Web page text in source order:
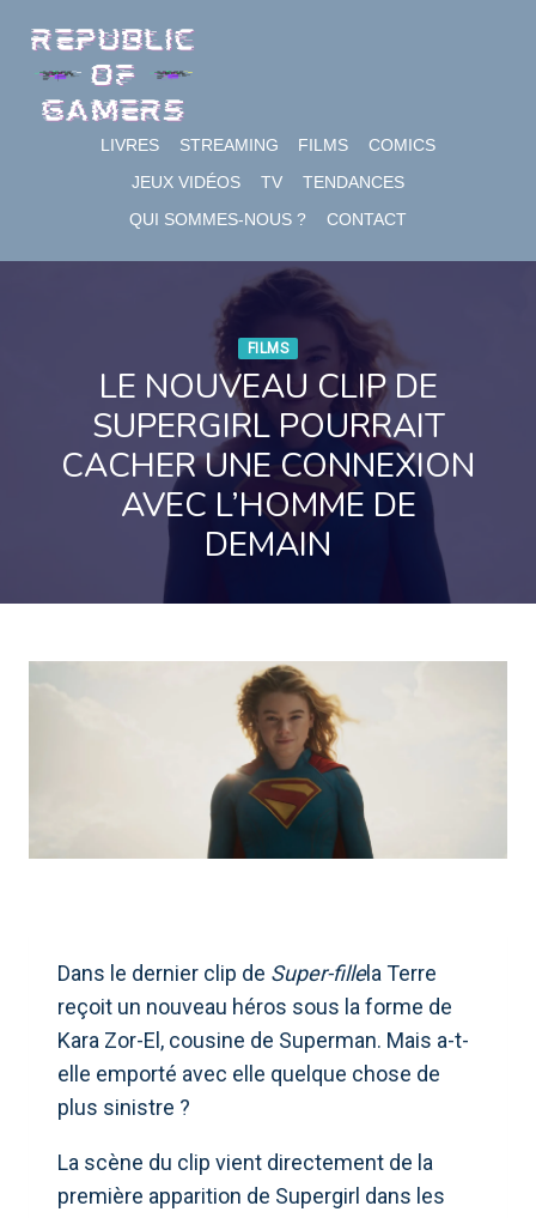
content
LIVRES STREAMING FILMS
COMICS
JEUX VIDÉOS
TV
TENDANCES
QUI SOMMES-NOUS ?
CONTACT
FILMS
LE NOUVEAU CLIP DE
SUPERGIRL POURRAIT
CACHER UNE CONNEXION
AVEC L’HOMME DE
DEMAIN
Dans le dernier clip de Super-fillela Terre
reçoit un nouveau héros sous la forme de
Kara Zor-El, cousine de Superman. Mais a-t-
elle emporté avec elle quelque chose de
plus sinistre ?
La scène du clip vient directement de la
première apparition de Supergirl dans les